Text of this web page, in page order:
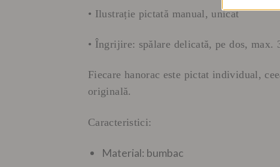
• Ilustrație pictată manual, unicat
• Îngrijire: spălare delicată, pe dos, max.
Fiecare hanorac este pictat individual,
originală.
Caracteristici:
Material: bumbac